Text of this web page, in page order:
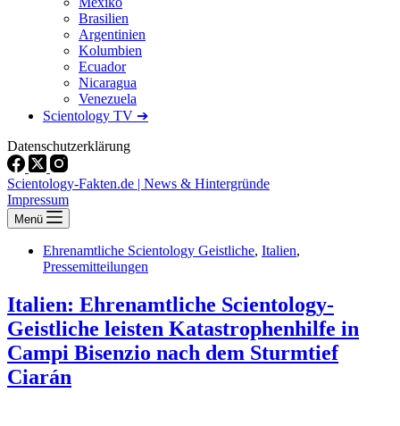
Brasilien
Argentinien
Kolumbien
Ecuador
Nicaragua
Venezuela
Scientology TV ➔
Datenschutzerklärung
Scientology-Fakten.de | News & Hintergründe
Impressum
Menü
Ehrenamtliche Scientology Geistliche, Italien,
Pressemitteilungen
Italien: Ehrenamtliche Scientology-
Geistliche leisten Katastrophenhilfe in
Campi Bisenzio nach dem Sturmtief
Ciarán